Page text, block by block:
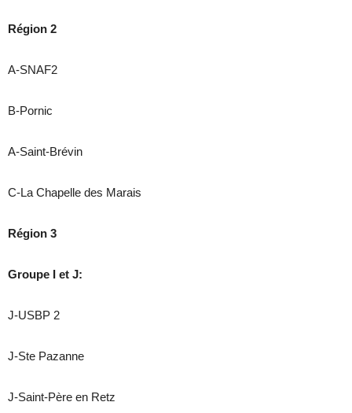
Région 2
A-SNAF2
B-Pornic
A-Saint-Brévin
C-La Chapelle des Marais
Région 3
Groupe I et J:
J-USBP 2
J-Ste Pazanne
J-Saint-Père en Retz